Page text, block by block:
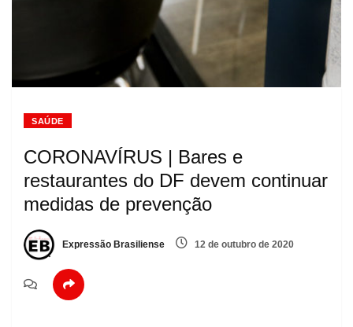
SAÚDE
CORONAVÍRUS | Bares e
restaurantes do DF devem continuar
medidas de prevenção
Expressão Brasiliense 12 de outubro de 2020